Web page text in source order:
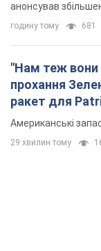
анонсував
годину тому 681
"Нам теж вони
прохання
ракет для
Американські
29 хвилин тому